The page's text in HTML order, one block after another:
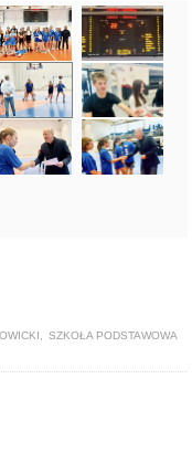
SZKOŁA PODSTAWOWA